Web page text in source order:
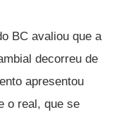
BC avaliou que a
decorreu de
apresentou
o real, que se